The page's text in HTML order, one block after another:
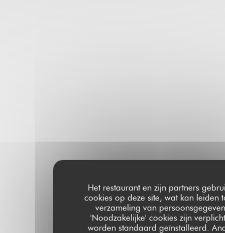
Het restaurant en zijn partners
cookies op deze site, wat kan leiden
verzameling van
'Noodzakelijke' cookies zijn
worden standaard geïnstalleerd.